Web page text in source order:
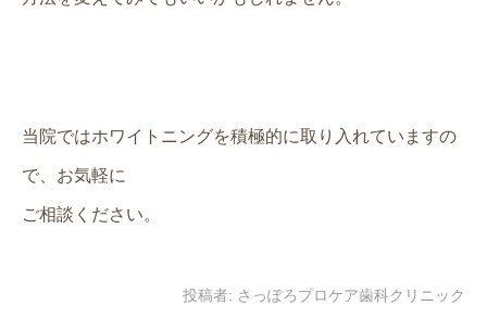
当院ではホワイトニングを積極的に取り入れていますの
で、お気軽に
ご相談ください。
投稿者: さっぽろプロケア歯科クリニック